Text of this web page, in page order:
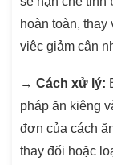
hoàn toàn, thay
việc giảm cân
→ Cách xử lý:
pháp ăn kiêng
đơn của cách
thay đổi hoặc